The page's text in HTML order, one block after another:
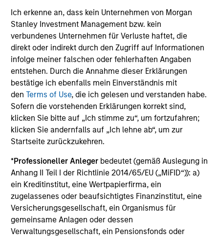
Ich erkenne an, dass kein Unternehmen von Morgan
Stanley Investment Management bzw. kein
verbundenes Unternehmen für Verluste haftet, die
direkt oder indirekt durch den Zugriff auf Informationen
infolge meiner falschen oder fehlerhaften Angaben
entstehen. Durch die Annahme dieser Erklärungen
bestätige ich ebenfalls mein Einverständnis mit
denTerms of Use, die ich gelesen und verstanden habe.
Sofern die vorstehenden Erklärungen korrekt sind,
klicken Sie bitte auf „Ich stimme zu“, um fortzufahren;
klicken Sie andernfalls auf „Ich lehne ab“, um zur
Startseite zurückzukehren.
*Professioneller Anleger bedeutet (gemäß Auslegung in
Anhang II Teil I der Richtlinie 2014/65/EU („MiFID“)): a)
ein Kreditinstitut, eine Wertpapierfirma, ein
zugelassenes oder beaufsichtigtes Finanzinstitut, eine
Versicherungsgesellschaft, ein Organismus für
gemeinsame Anlagen oder dessen
Verwaltungsgesellschaft, ein Pensionsfonds oder
sowie den Kosten und Gebühren des Fonds auseinander,
bevor Sie eine Anlageentscheidung treffen.
Der Einsatz von Fremdkapital erhöht die Risiken, so dass
eine relativ kleine Bewegung im Wert einer Anlage zu einer
unverhältnismäßig großen Bewegung, sowohl im negativen
als auch im positiven Sinne, im Wert dieser Anlage und
damit auch im Wert des Fonds führen kann.
Die auf dieser Webseite verfügbaren Unterlagen beziehen
sich auf mehrere Teilfonds der Morgan Stanley Investment
Management Funds-Reihe. Bitte beachten Sie, dass nicht
alle Teilfonds in allen Ländern verfügbar sind und Teilfonds
nicht für Personen mit Wohnsitz in Ländern verfügbar sind,
in denen die Weitergabe bzw. Verfügbarkeit des Materials
zuwiderlaufen würde.
Je höher die Kategorie (1-7), desto höher ist der mögliche
Ertrag, aber auch das Risiko, den ursprünglich angelegten
Betrag zu verlieren. Kategorie 1 bedeutet nicht, dass es sich
um eine risikofreie Anlage handelt. Bitte beachten Sie die
BasisInformationsBlatt („BIB“) des Fonds unter Ressourcen,
die Risikoeinstufungen und -hinweise für die einzelnen
Anlageklassen enthalten.